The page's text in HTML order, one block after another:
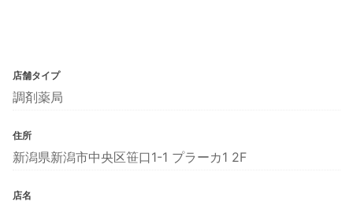
店舗タイプ
調剤薬局
住所
新潟県新潟市中央区笹口1-1 プラーカ1 2F
店名